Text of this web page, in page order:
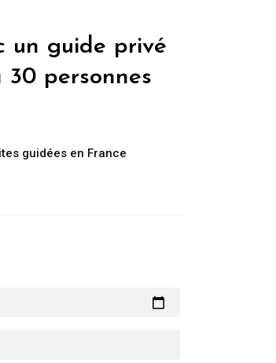
un guide privé
personnes
guidées en France